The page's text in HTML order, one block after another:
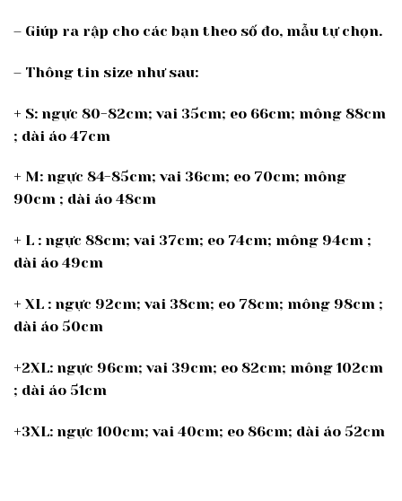
– Giúp ra rập cho các bạn theo số đo, mẫu tự chọn.
– Thông tin size như sau:
+ S: ngực 80-82cm; vai 35cm; eo 66cm; mông 88cm
; dài áo 47cm
+ M: ngực 84-85cm; vai 36cm; eo 70cm; mông
90cm ; dài áo 48cm
+ L : ngực 88cm; vai 37cm; eo 74cm; mông 94cm ;
dài áo 49cm
+ XL : ngực 92cm; vai 38cm; eo 78cm; mông 98cm ;
dài áo 50cm
+2XL: ngực 96cm; vai 39cm; eo 82cm; mông 102cm
; dài áo 51cm
+3XL: ngực 100cm; vai 40cm; eo 86cm; dài áo 52cm